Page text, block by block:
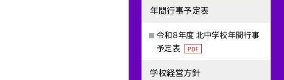
年間行事予定表
令和８年度 北中学校年間行事
予定表
PDF
学校経営方針